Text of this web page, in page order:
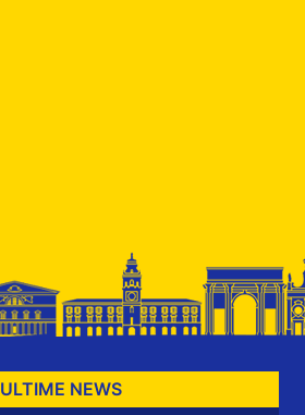
ULTIME NEWS